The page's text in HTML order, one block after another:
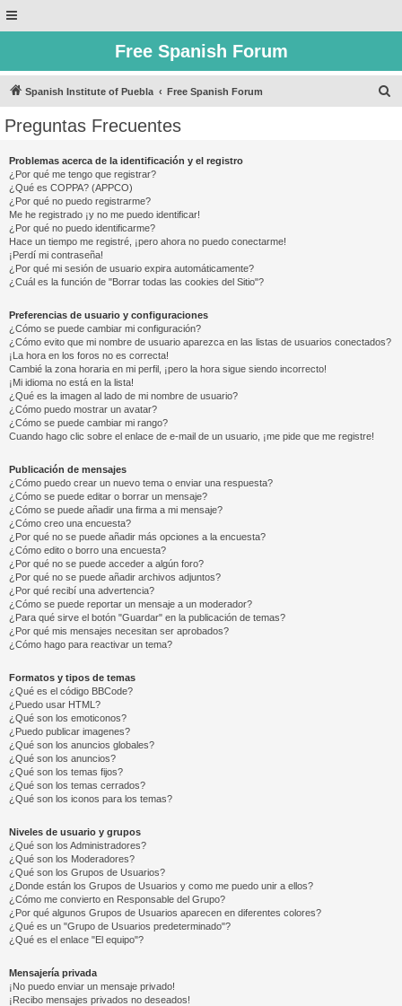
Free Spanish Forum
Spanish Institute of Puebla Free Spanish Forum
Preguntas Frecuentes
Problemas acerca de la identificación y el registro
¿Por qué me tengo que registrar?
¿Qué es COPPA? (APPCO)
¿Por qué no puedo registrarme?
Me he registrado ¡y no me puedo identificar!
¿Por qué no puedo identificarme?
Hace un tiempo me registré, ¡pero ahora no puedo conectarme!
¡Perdí mi contraseña!
¿Por qué mi sesión de usuario expira automáticamente?
¿Cuál es la función de "Borrar todas las cookies del Sitio"?
Preferencias de usuario y configuraciones
¿Cómo se puede cambiar mi configuración?
¿Cómo evito que mi nombre de usuario aparezca en las listas de usuarios conectados?
¡La hora en los foros no es correcta!
Cambié la zona horaria en mi perfil, ¡pero la hora sigue siendo incorrecto!
¡Mi idioma no está en la lista!
¿Qué es la imagen al lado de mi nombre de usuario?
¿Cómo puedo mostrar un avatar?
¿Cómo se puede cambiar mi rango?
Cuando hago clic sobre el enlace de e-mail de un usuario, ¡me pide que me registre!
Publicación de mensajes
¿Cómo puedo crear un nuevo tema o enviar una respuesta?
¿Cómo se puede editar o borrar un mensaje?
¿Cómo se puede añadir una firma a mi mensaje?
¿Cómo creo una encuesta?
¿Por qué no se puede añadir más opciones a la encuesta?
¿Cómo edito o borro una encuesta?
¿Por qué no se puede acceder a algún foro?
¿Por qué no se puede añadir archivos adjuntos?
¿Por qué recibí una advertencia?
¿Cómo se puede reportar un mensaje a un moderador?
¿Para qué sirve el botón "Guardar" en la publicación de temas?
¿Por qué mis mensajes necesitan ser aprobados?
¿Cómo hago para reactivar un tema?
Formatos y tipos de temas
¿Qué es el código BBCode?
¿Puedo usar HTML?
¿Qué son los emoticonos?
¿Puedo publicar imagenes?
¿Qué son los anuncios globales?
¿Qué son los anuncios?
¿Qué son los temas fijos?
¿Qué son los temas cerrados?
¿Qué son los iconos para los temas?
Niveles de usuario y grupos
¿Qué son los Administradores?
¿Qué son los Moderadores?
¿Qué son los Grupos de Usuarios?
¿Donde están los Grupos de Usuarios y como me puedo unir a ellos?
¿Cómo me convierto en Responsable del Grupo?
¿Por qué algunos Grupos de Usuarios aparecen en diferentes colores?
¿Qué es un "Grupo de Usuarios predeterminado"?
¿Qué es el enlace "El equipo"?
Mensajería privada
¡No puedo enviar un mensaje privado!
¡Recibo mensajes privados no deseados!